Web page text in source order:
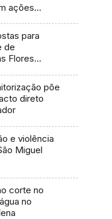
ações
para
de
Flores
põe
direto
e violência
Miguel
corte no
no